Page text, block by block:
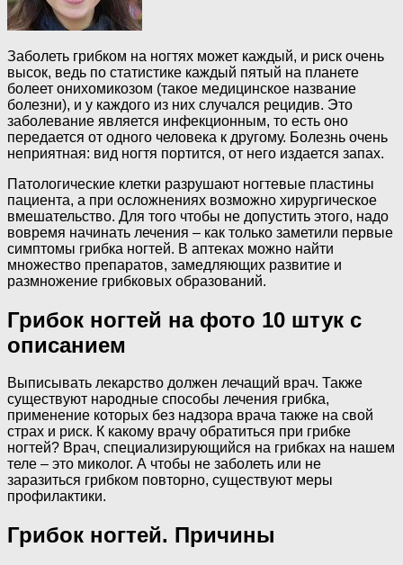
Заболеть грибком на ногтях может каждый, и риск очень
высок, ведь по статистике каждый пятый на планете
болеет онихомикозом (такое медицинское название
болезни), и у каждого из них случался рецидив. Это
заболевание является инфекционным, то есть оно
передается от одного человека к другому. Болезнь очень
неприятная: вид ногтя портится, от него издается запах.
Патологические клетки разрушают ногтевые пластины
пациента, а при осложнениях возможно хирургическое
вмешательство. Для того чтобы не допустить этого, надо
вовремя начинать лечения – как только заметили первые
симптомы грибка ногтей. В аптеках можно найти
множество препаратов, замедляющих развитие и
размножение грибковых образований.
Грибок ногтей на фото 10 штук с
описанием
Выписывать лекарство должен лечащий врач. Также
существуют народные способы лечения грибка,
применение которых без надзора врача также на свой
страх и риск. К какому врачу обратиться при грибке
ногтей? Врач, специализирующийся на грибках на нашем
теле – это миколог. А чтобы не заболеть или не
заразиться грибком повторно, существуют меры
профилактики.
Грибок ногтей. Причины